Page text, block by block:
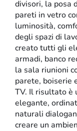
divisori, la posa
pareti in vetro
luminosità,
degli spazi di
creato tutti gli
armadi, banco
la sala riunioni
parete, boiserie
TV. Il risultato è
elegante,
naturali
creare un